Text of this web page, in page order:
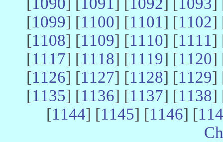
[1099] [1100] [1101] [1102]
[1108] [1109] [1110] [1111]
[1117] [1118] [1119] [1120]
[1126] [1127] [1128] [1129]
[1135] [1136] [1137] [1138]
[1144] [1145] [1146] [